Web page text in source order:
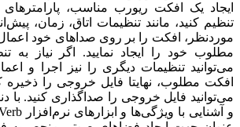
ایجاد یک افکت ریورب مناسب، پارامترهای
تنظیم کنید، مانند تنظیمات اتاق، زمان،
موردنظر، افکت را بر روی صداهای خود
مطلوب خود را ایجاد نمایید. اگر نیاز به
می‌توانید تنظیمات دیگری را نیز اجرا و
افکت مطلوب، نهایتا فایل خروجی را ذخیره
می‌توانید فایل خروجی را صداگذاری کنید. با